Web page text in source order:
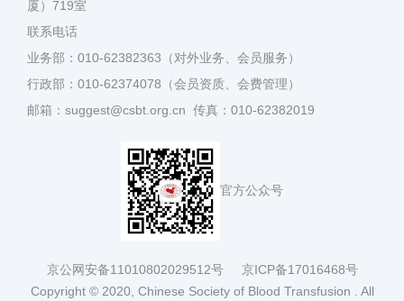
厦）719室
联系电话
业务部：010-62382363（对外业务、会员服务）
行政部：010-62374078（会员资质、会费管理）
邮箱：suggest@csbt.org.cn 传真：010-62382019
官方公众号
京公网安备11010802029512号 京ICP备17016468号
Copyright © 2020, Chinese Society of Blood Transfusion . All